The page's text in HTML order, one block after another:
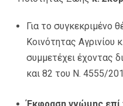
Για το συγκεκριμένο
Κοινότητας Αγρινίου
συμμετέχει έχοντας
και 82 του Ν. 4555/